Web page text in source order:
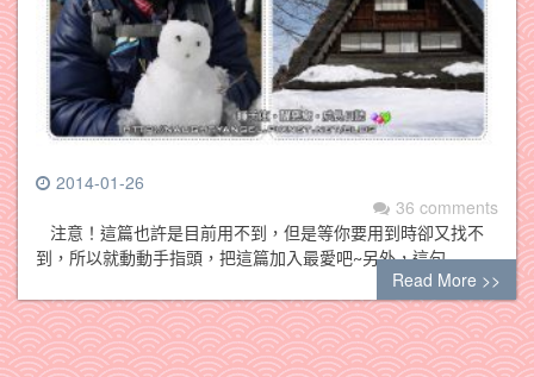
2014-01-26
36 comments
注意！這篇也許是目前用不到，但是等你要用到時卻又找不
到，所以就動動手指頭，把這篇加入最愛吧~另外，這句…
Read More >>